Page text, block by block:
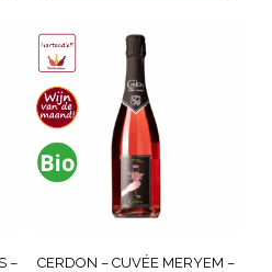
–
CERDON – CUVÉE MERYEM –